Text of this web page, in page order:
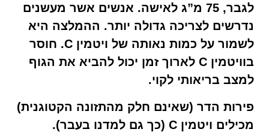
לגבר, 75 מ”ג לאישה. אנשים אשר מעשנים
נדרשים לצריכה גדולה יותר. ההמלצה היא
לשמור על כמות נאותה של ויטמין C. חוסר
בוויטמין C לארוך זמן יכול להביא את הגוף
למצב בריאותי לקוי.
פירות הדר (שאינם חלק מהתזונה הקטוגנית)
מכילים ויטמין C (כך גם למדנו בעבר).